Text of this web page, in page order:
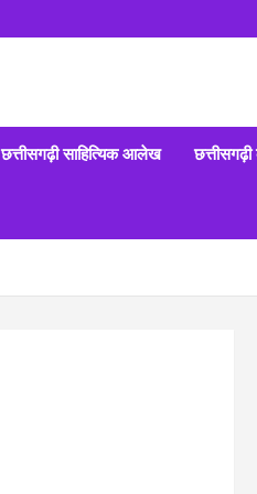
छत्तीसगढ़ी साहित्यिक आलेख